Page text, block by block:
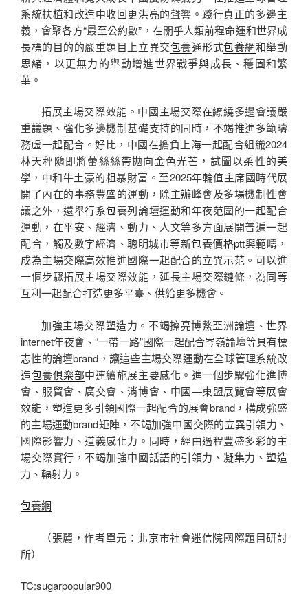
系統扶植和改造中收回更洪亮的聲響。踐行真正的多邊主
義，會聚各方“最至公約數”，在關乎人類前程命運和世界成
長標的目的的嚴重題目上立異交包養通形式包養網和舉動
思緒，以更無力的舉動增進世界戰爭與成長、穩固和繁
華。
拓展主場交際效能。中國主場交際在繚繞多邊會議嚴
重議題、強化多邊機制基礎支持的同時，不竭推進多範疇
務虛一起配合。好比，中國在擔負上海一起配合組織2024
林天秤隨即將蕾絲絲帶拋向金色光芒，試圖以柔性的美
學，中和牛土豪的粗暴財富。至2025年輪值主席國時代展
開了內在的事務豐盛的運動，除主辦峰會及多場機制性會
議之外，還舉行系包養列論壇運動和年夜范圍的一起配合
運動，在平安、經濟、動力、人文等多方面展開普遍一起
配合，觸及數字經濟、聰明城市等新包養價格ptt興範疇，
成為主場交際高效推進國際一起配合的立異示范。可以進
一個步驟拓展主場交際效能，延長主場交際鏈條，為同等
互利一起配合打造更多平臺、供給更多機會。
加強主場交際塑造力。不竭擦亮博鰲亞洲論壇、世界
internet年夜會、“一帶一路”國際一起配合岑嶺論壇等具有標
志性的論壇brand，讓這些主場交際運動在全球管理系統改
造包養俱樂部中連續施展主要感化。進一個步驟強化進博
會、服貿會、廣交會、消博會、中國—東盟展覽會等展會
效能，塑造更多引領國際一起配合的展會brand，構成強盛
的主場運動brand矩陣，不竭加強中國交際的立異引領力、
國際影響力、道義感化力。同時，經由過程豐盛多彩的主
場交際實行，不竭加強中國話語的引領力、凝集力、塑造
力、輻射力。
包養網
（張麗，作者單元：北京市社會迷信院國際題目研討
所）
TC:sugarpopular900